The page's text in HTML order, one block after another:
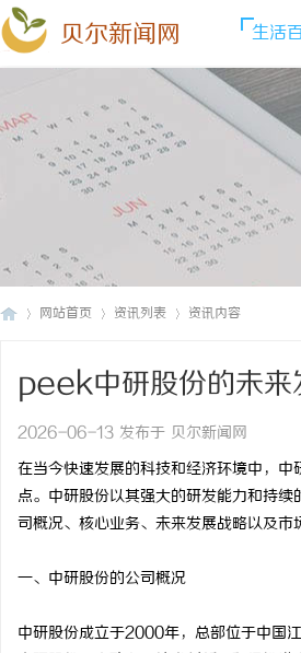
贝尔新闻网 生活
›
网站首页 资讯列表 资讯内容
peek中研股份的未来
2026-06-13 发布于 贝尔新闻网
在当今快速发展的科技和经济环境中，
点。中研股份以其强大的研发能力和持
司概况、核心业务、未来发展战略以及
一、中研股份的公司概况
中研股份成立于2000年，总部位于中国